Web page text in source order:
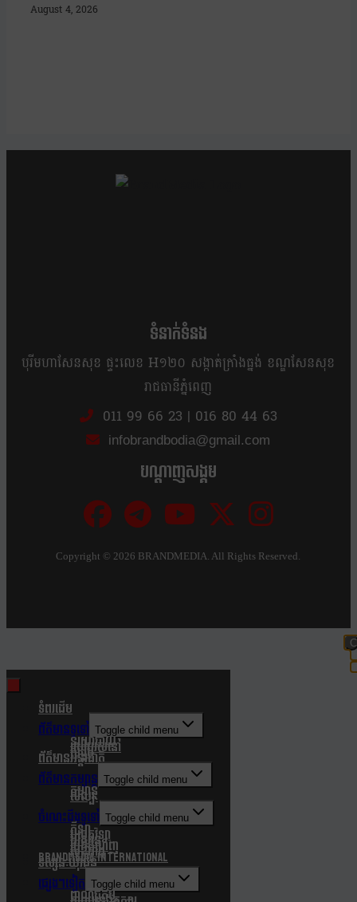
August 4, 2026
ទំនាក់ទំនង
បុរីមហាសែនសុខ ផ្ទះលេខ H១២០ សង្កាត់ក្រាំងធ្នង់ ខណ្ឌសែនសុខ
រាជធានីភ្នំពេញ
011 99 66 23 | 016 80 44 63
infobrandbodia@gmail.com
បណ្ដាញសង្គម
Copyright ©2026 BRANDMEDIA. All Rights Reserved.
ទំពរដើម
ព័ត៌មានទូទៅ Toggle child menu
នយោបាយ
របៀបរស់នៅ
សង្គម
ព័ត៌មានអន្តរជាតិ
ព័ត៌មានកម្សាន្ត Toggle child menu
កម្សាន្ត
សិល្បៈ
ចំណេះដឹងទូទៅ Toggle child menu
កីឡា
បច្ចេកវិទ្យា
បរិស្ថាន
របកគំហើញ
សុខភាព
Brandmedia international
ទស្សនៈយុវជន
ផ្សេងៗទៀត Toggle child menu
ពាណិជ្ជកម្ម